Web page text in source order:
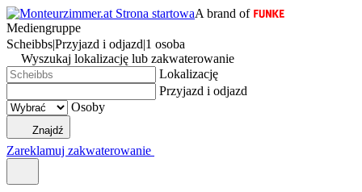
A brand of
Mediengruppe
Scheibbs|Przyjazd i odjazd|1 osoba
Wyszukaj lokalizację lub zakwaterowanie
Lokalizację
Przyjazd i odjazd
Osoby
Znajdź
Zareklamuj zakwaterowanie